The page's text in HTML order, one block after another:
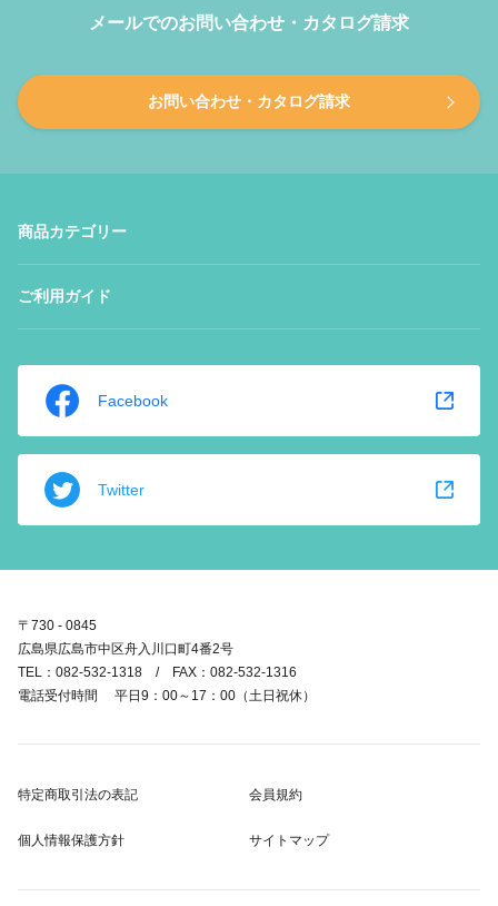
メールでのお問い合わせ・カタログ請求
お問い合わせ・カタログ請求
商品カテゴリー
ご利用ガイド
Facebook
Twitter
〒730 - 0845
広島県広島市中区舟入川口町4番2号
TEL：082-532-1318 / FAX：082-532-1316
電話受付時間 平日9：00～17：00（土日祝休）
特定商取引法の表記 会員規約
個人情報保護方針 サイトマップ